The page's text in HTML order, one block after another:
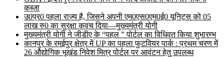
कब्जा
उ0प्र0 पहला राज्य है, जिसने अपनी एम0एस0एम0ई0 यूनिट्स को 05
लाख रु0 का सुरक्षा कवच दिया—मुख्यमंत्री योगी
मुख्यमंत्री योगी ने जीडीए के “पहल ” पोर्टल का विधिवत किया शुभारम्भ
कानपुर के रमईपुर क्षेत्र में UP का पहला फुटवियर पार्क : प्रथम चरण में
26 औद्योगिक भूखंड निवेश मित्र पोर्टल पर आवंटन हेतु उपलब्ध